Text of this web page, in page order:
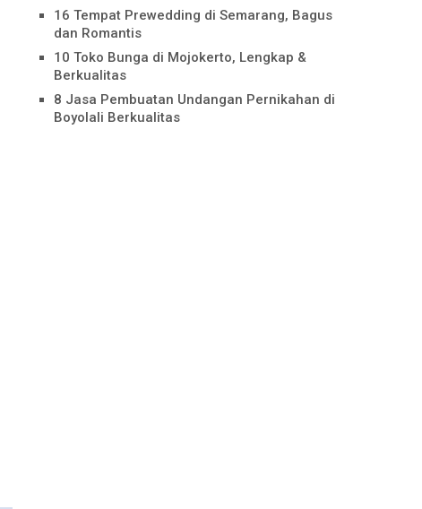
16 Tempat Prewedding di Semarang, Bagus
dan Romantis
10 Toko Bunga di Mojokerto, Lengkap &
Berkualitas
8 Jasa Pembuatan Undangan Pernikahan di
Boyolali Berkualitas